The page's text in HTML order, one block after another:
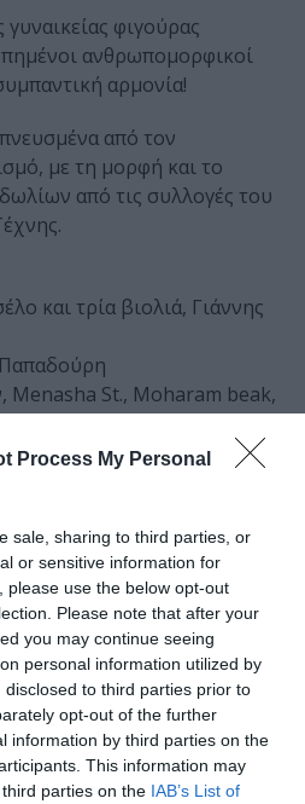
Process My Personal
sale, sharing to third parties, or
or sensitive information for
please use the below opt-out
Please note that after your
you may continue seeing
personal information utilized by
to third parties prior to
opt-out of the further
information by third parties on the
This information may
parties on the IAB’s List of
φιγούρας
ανθρωπομορφικοί
αρμονία!
από τον
με τη μορφή και το
από τις συλλογές του
και τρία βιολιά, Γιάννης
St., Moharam beak,
έως 8 Ιανουαρίου
στοGoogle Newsκαι
ειδήσεις
νέαγια την Τέχνη και τον
❯